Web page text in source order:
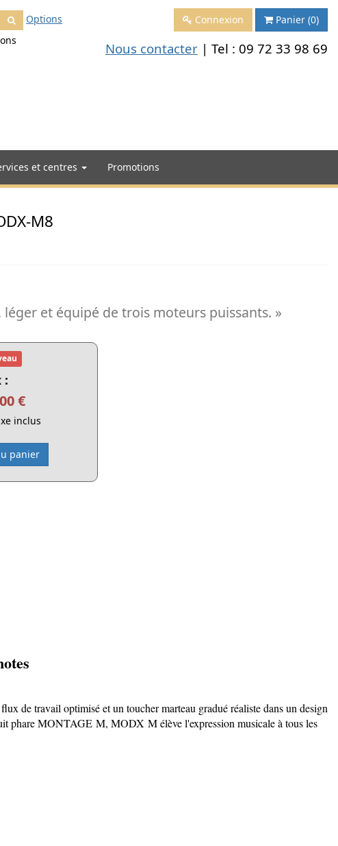
Options
Connexion Panier (0)
Nous contacter | Tel : 09 72 33 98 69
et centres Promotions
M8
et équipé de trois moteurs puissants. »
:
€
inclus
panier
de travail optimisé et un toucher marteau gradué réaliste dans un design
phare MONTAGE M, MODX M élève l'expression musicale à tous les